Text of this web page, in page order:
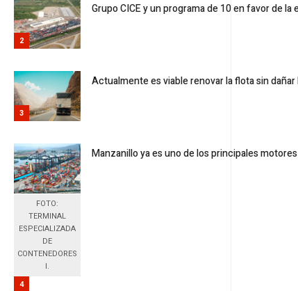
2
Grupo CICE y un programa de 10 en favor de la
3
Actualmente es viable renovar la flota sin
FOTO:
TERMINAL
ESPECIALIZADA
DE
CONTENEDORES
I.
4
Manzanillo ya es uno de los principales